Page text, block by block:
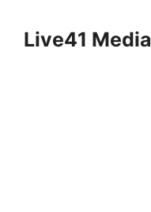
contentLive41 Media